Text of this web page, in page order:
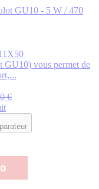
GU10 - 5 W / 470
GU10) vous permet de
normal
€